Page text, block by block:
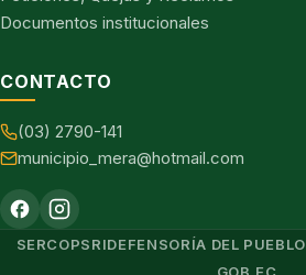
Documentos institucionales
CONTACTO
(03) 2790-141
municipio_mera@hotmail.com
SERCOPSRIDEFENSORÍA DEL PUEBLO